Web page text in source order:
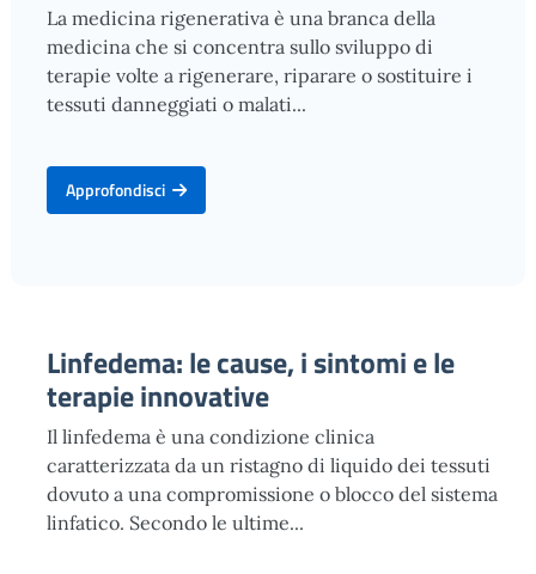
La medicina rigenerativa è una branca della
medicina che si concentra sullo sviluppo di
terapie volte a rigenerare, riparare o sostituire i
tessuti danneggiati o malati...
Approfondisci
Linfedema: le cause, i sintomi e le
terapie innovative
Il linfedema è una condizione clinica
caratterizzata da un ristagno di liquido dei tessuti
dovuto a una compromissione o blocco del sistema
linfatico. Secondo le ultime...